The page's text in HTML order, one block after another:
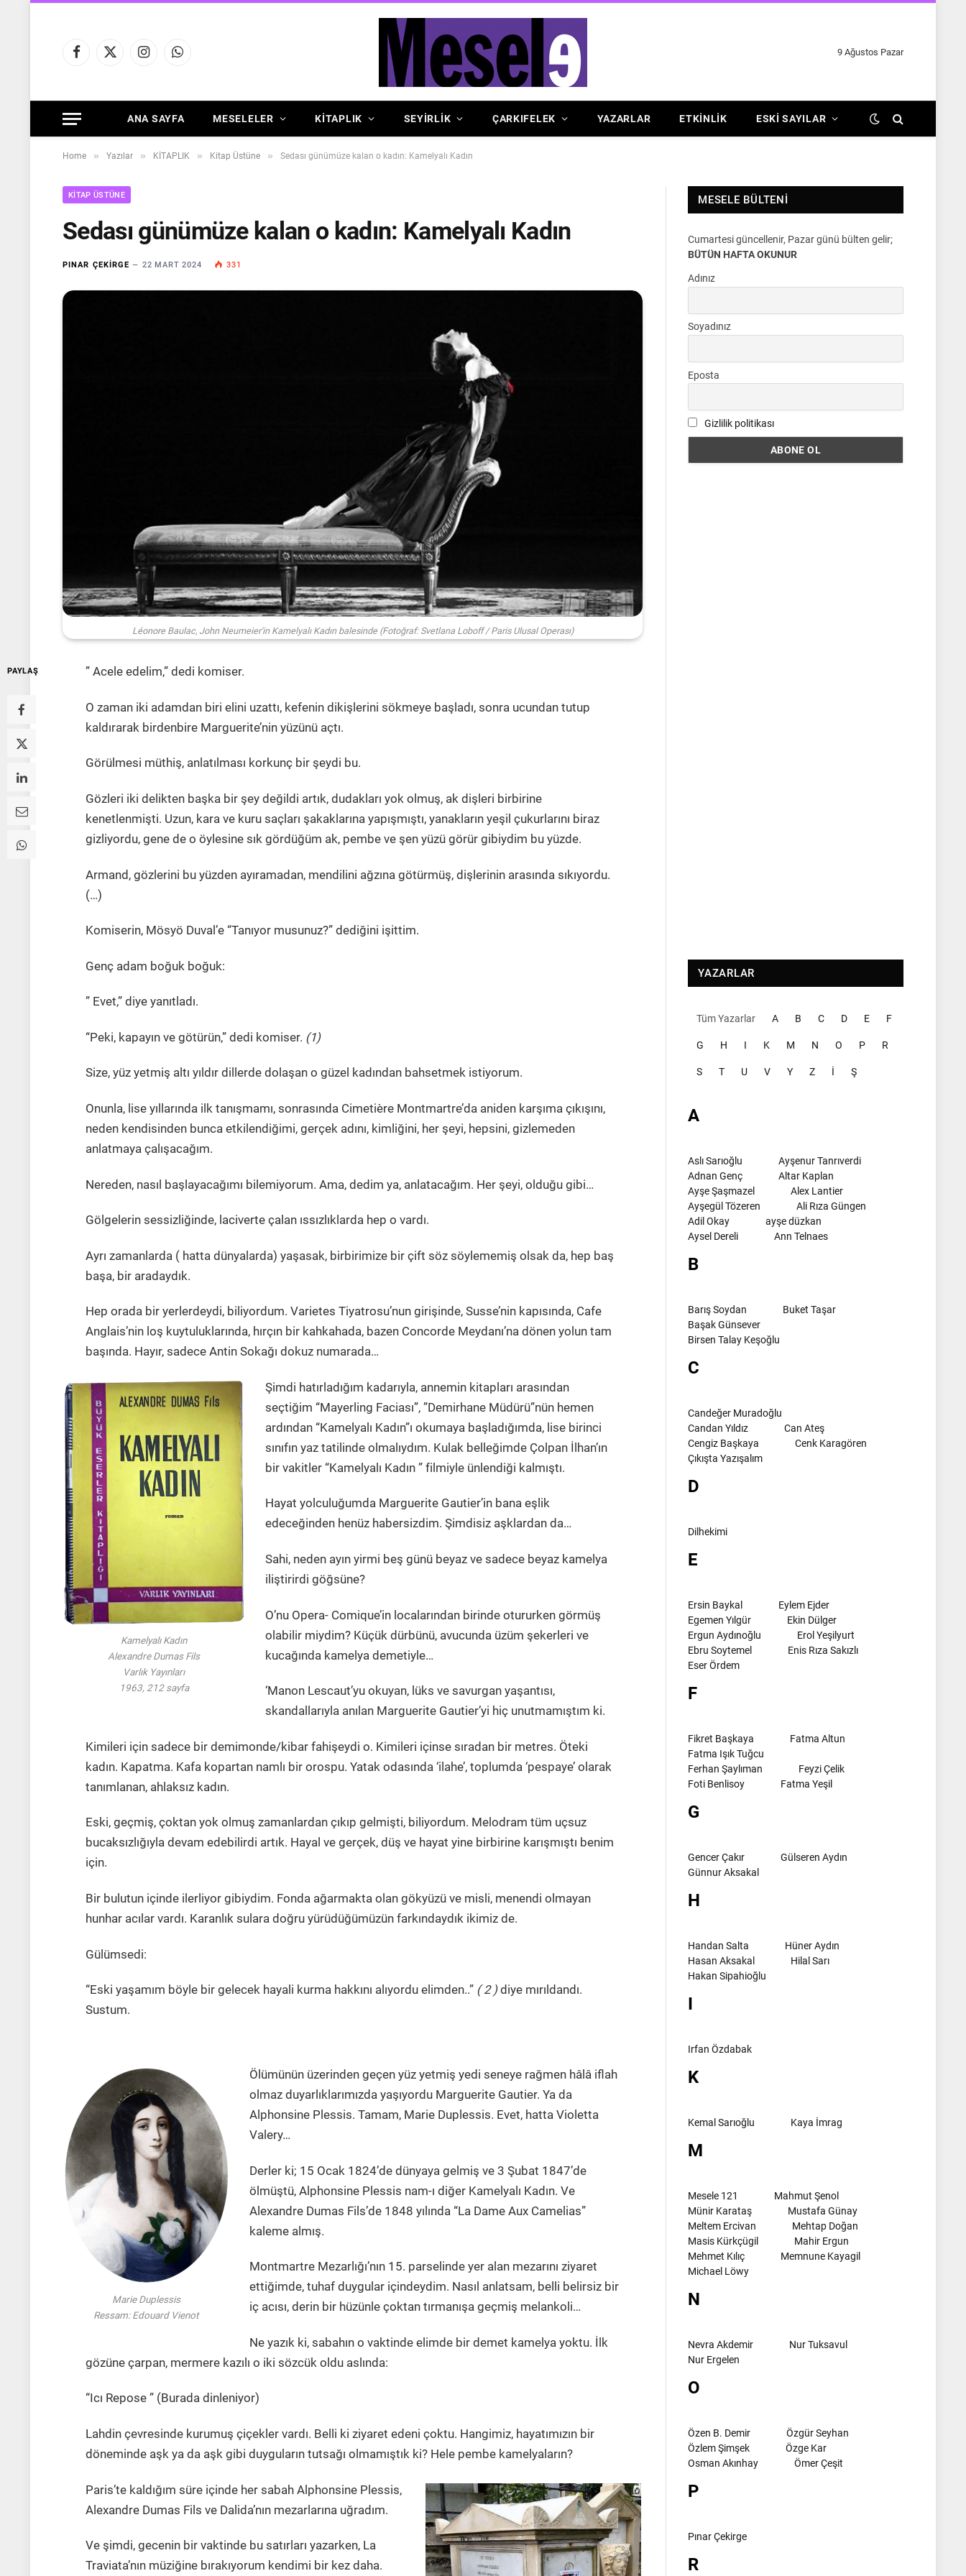
Facebook
X
InstagramWhatsApp
9 Ağustos Pazar
ANA SAYFA MESELELER KİTAPLIK SEYİRLİK ÇARKIFELEK YAZARLAR ETKINLIK ESKI SAYILAR
Home » Yazılar » KİTAPLIK » Kitap Üstüne » Sedası günümüze kalan o kadın: Kamelyalı Kadın
KITAP ÜSTÜNE
Sedası günümüze kalan o kadın: Kamelyalı Kadın
PINAR ÇEKIRGE 22 MART 2024 331
Léonore Baulac, John Neumeier'in Kamelyalı Kadın balesinde (Fotoğraf: Svetlana Loboff / Paris Ulusal Operası)
PAYLAŞ ” Acele edelim,” dedi komiser.
O zaman iki adamdan biri elini uzattı, kefenin dikişlerini sökmeye başladı, sonra ucundan tutup
kaldırarak birdenbire Marguerite’nin yüzünü açtı.
Görülmesi müthiş, anlatılması korkunç bir şeydi bu.
Gözleri iki delikten başka bir şey değildi artık, dudakları yok olmuş, ak dişleri birbirine
kenetlenmişti. Uzun, kara ve kuru saçları şakaklarına yapışmıştı, yanakların yeşil çukurlarını biraz
gizliyordu, gene de o öylesine sık gördüğüm ak, pembe ve şen yüzü görür gibiydim bu yüzde.
Armand, gözlerini bu yüzden ayıramadan, mendilini ağzına götürmüş, dişlerinin arasında sıkıyordu.
(…)
Komiserin, Mösyö Duval’e “Tanıyor musunuz?” dediğini işittim.
Genç adam boğuk boğuk:
” Evet,” diye yanıtladı.
“Peki, kapayın ve götürün,” dedi komiser. (1)
Size, yüz yetmiş altı yıldır dillerde dolaşan o güzel kadından bahsetmek istiyorum.
Onunla, lise yıllarında ilk tanışmamı, sonrasında Cimetière Montmartre’da aniden karşıma çıkışını,
neden kendisinden bunca etkilendiğimi, gerçek adını, kimliğini, her şeyi, hepsini, gizlemeden
anlatmaya çalışacağım.
Nereden, nasıl başlayacağımı bilemiyorum. Ama, dedim ya, anlatacağım. Her şeyi, olduğu gibi…
Gölgelerin sessizliğinde, laciverte çalan ıssızlıklarda hep o vardı.
Ayrı zamanlarda ( hatta dünyalarda) yaşasak, birbirimize bir çift söz söylememiş olsak da, hep baş
başa, bir aradaydık.
Hep orada bir yerlerdeydi, biliyordum. Varietes Tiyatrosu’nun girişinde, Susse’nin kapısında, Cafe
Anglais’nin loş kuytuluklarında, hırçın bir kahkahada, bazen Concorde Meydanı’na dönen yolun tam
başında. Hayır, sadece Antin Sokağı dokuz numarada…
Kamelyalı Kadın
Alexandre Dumas Fils
Varlık Yayınları
1963, 212 sayfa
Şimdi hatırladığım kadarıyla, annemin kitapları arasından
seçtiğim “Mayerling Faciası”, ”Demirhane Müdürü”nün hemen
ardından “Kamelyalı Kadın”ı okumaya başladığımda, lise birinci
sınıfın yaz tatilinde olmalıydım. Kulak belleğimde Çolpan İlhan’ın
bir vakitler “Kamelyalı Kadın ” filmiyle ünlendiği kalmıştı.
Hayat yolculuğumda Marguerite Gautier’in bana eşlik
edeceğinden henüz habersizdim. Şimdisiz aşklardan da…
Sahi, neden ayın yirmi beş günü beyaz ve sadece beyaz kamelya
iliştirirdi göğsüne?
O’nu Opera- Comique’in localarından birinde otururken görmüş
olabilir miydim? Küçük dürbünü, avucunda üzüm şekerleri ve
kucağında kamelya demetiyle…
‘Manon Lescaut’yu okuyan, lüks ve savurgan yaşantısı,
skandallarıyla anılan Marguerite Gautier’yi hiç unutmamıştım ki.
Kimileri için sadece bir demimonde/kibar fahişeydi o. Kimileri içinse sıradan bir metres. Öteki
kadın. Kapatma. Kafa kopartan namlı bir orospu. Yatak odasında ‘ilahe’, toplumda ‘pespaye’ olarak
tanımlanan, ahlaksız kadın.
Eski, geçmiş, çoktan yok olmuş zamanlardan çıkıp gelmişti, biliyordum. Melodram tüm uçsuz
bucaksızlığıyla devam edebilirdi artık. Hayal ve gerçek, düş ve hayat yine birbirine karışmıştı benim
için.
Bir bulutun içinde ilerliyor gibiydim. Fonda ağarmakta olan gökyüzü ve misli, menendi olmayan
hunhar acılar vardı. Karanlık sulara doğru yürüdüğümüzün farkındaydık ikimiz de.
Gülümsedi:
“Eski yaşamım böyle bir gelecek hayali kurma hakkını alıyordu elimden..” ( 2 )diye mırıldandı.
Sustum.
Marie Duplessis
Ressam: Edouard Vienot
Ölümünün üzerinden geçen yüz yetmiş yedi seneye rağmen hâlâ iflah
olmaz duyarlıklarımızda yaşıyordu Marguerite Gautier. Ya da
Alphonsine Plessis. Tamam, Marie Duplessis. Evet, hatta Violetta
Valery…
Derler ki; 15 Ocak 1824’de dünyaya gelmiş ve 3 Şubat 1847’de
ölmüştü, Alphonsine Plessis nam-ı diğer Kamelyalı Kadın. Ve
Alexandre Dumas Fils’de 1848 yılında “La Dame Aux Camelias”
kaleme almış.
Montmartre Mezarlığı’nın 15. parselinde yer alan mezarını ziyaret
ettiğimde, tuhaf duygular içindeydim. Nasıl anlatsam, belli belirsiz bir
iç acısı, derin bir hüzünle çoktan tırmanışa geçmiş melankoli…
Ne yazık ki, sabahın o vaktinde elimde bir demet kamelya yoktu. İlk
gözüne çarpan, mermere kazılı o iki sözcük oldu aslında:
“Icı Repose ” (Burada dinleniyor)
Lahdin çevresinde kurumuş çiçekler vardı. Belli ki ziyaret edeni çoktu. Hangimiz, hayatımızın bir
döneminde aşk ya da aşk gibi duyguların tutsağı olmamıştık ki? Hele pembe kamelyaların?
Paris’te kaldığım süre içinde her sabah Alphonsine Plessis,
Alexandre Dumas Fils ve Dalida’nın mezarlarına uğradım.
Ve şimdi, gecenin bir vaktinde bu satırları yazarken, La
Traviata’nın müziğine bırakıyorum kendimi bir kez daha.
MESELE BÜLTENI
Cumartesi güncellenir, Pazar günü bülten gelir;
BÜTÜN HAFTA OKUNUR
Adınız
Soyadınız
Eposta
Gizlilik politikası
YAZARLAR
Tüm Yazarlar A B C D E F
G H I K M N O P R
S T U V Y Z İ Ş
A
Aslı Sarıoğlu
Ayşenur Tanrıverdi
Adnan Genç
Altar Kaplan
Ayşe Şaşmazel
Alex Lantier
Ayşegül Tözeren
Ali Rıza Güngen
Adil Okay
ayşe düzkan
Aysel Dereli
Ann Telnaes
B
Barış Soydan
Buket Taşar
Başak Günsever
Birsen Talay Keşoğlu
C
Candeğer Muradoğlu
Candan Yıldız
Can Ateş
Cengiz Başkaya
Cenk Karagören
Çıkışta Yazışalım
D
Dilhekimi
E
Ersin Baykal
Eylem Ejder
Egemen Yılgür
Ekin Dülger
Ergun Aydınoğlu
Erol Yeşilyurt
Ebru Soytemel
Enis Rıza Sakızlı
Eser Ördem
F
Fikret Başkaya
Fatma Altun
Fatma Işık Tuğcu
Ferhan Şaylıman
Feyzi Çelik
Foti Benlisoy
Fatma Yeşil
G
Gencer Çakır
Gülseren Aydın
Günnur Aksakal
H
Handan Salta
Hüner Aydın
Hasan Aksakal
Hilal Sarı
Hakan Sipahioğlu
I
Irfan Özdabak
K
Kemal Sarıoğlu Kaya İmrag
M
Mesele 121
Mahmut Şenol
Münir Karataş
Mustafa Günay
Meltem Ercivan
Mehtap Doğan
Masis Kürkçügil
Mahir Ergun
Mehmet Kılıç
Memnune Kayagil
Michael Löwy
N
Nevra Akdemir
Nur Tuksavul
Nur Ergelen
O
Özen B. Demir
Özgür Seyhan
Özlem Şimşek
Özge Kar
Osman Akınhay
Ömer Çeşit
P
Pınar Çekirge
R